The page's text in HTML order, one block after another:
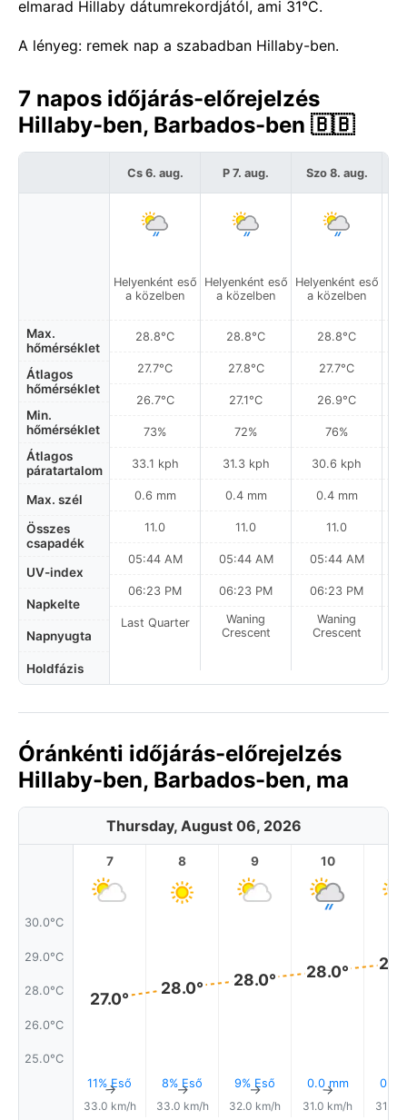
elmarad Hillaby dátumrekordjától, ami 31°C.
A lényeg: remek nap a szabadban Hillaby-ben.
7 napos időjárás-előrejelzés
Hillaby-ben, Barbados-ben 🇧🇧
Max.
hőmérséklet
Átlagos
hőmérséklet
Min.
hőmérséklet
Átlagos
páratartalom
Max. szél
Összes
csapadék
UV-index
Napkelte
Napnyugta
Holdfázis
Cs 6. aug.
Helyenként eső
a közelben
28.8°C
27.7°C
26.7°C
73%
33.1 kph
0.6 mm
11.0
05:44 AM
06:23 PM
Last Quarter
P 7. aug.
Helyenként eső
a közelben
28.8°C
27.8°C
27.1°C
72%
31.3 kph
0.4 mm
11.0
05:44 AM
06:23 PM
Waning
Crescent
Szo 8. aug.
Helyenként eső
a közelben
28.8°C
27.7°C
26.9°C
76%
30.6 kph
0.4 mm
11.0
05:44 AM
06:23 PM
Waning
Crescent
Óránkénti időjárás-előrejelzés
Hillaby-ben, Barbados-ben, ma
Thursday, August 06, 2026
30.0°C
29.0°C
28.0°C
26.0°C
25.0°C
7
27.0°
11% Eső
↑
33.0 km/h
8
28.0°
8% Eső
↑
33.0 km/h
9
28.0°
9% Eső
↑
32.0 km/h
10
28.0°
0.0 mm
↑
31.0 km/h
0.0
31.0